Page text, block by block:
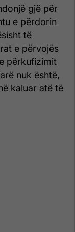
gjë për
e përdorin
të
e përvojës
përkufizimit
nuk është,
kaluar atë të